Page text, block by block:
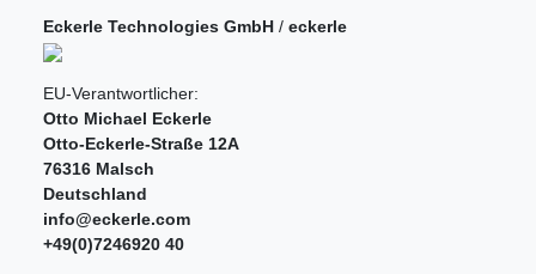
Eckerle Technologies GmbH / eckerle
EU-Verantwortlicher:
Otto Michael Eckerle
Otto-Eckerle-Straße 12A
76316 Malsch
Deutschland
info@eckerle.com
+49(0)7246920 40